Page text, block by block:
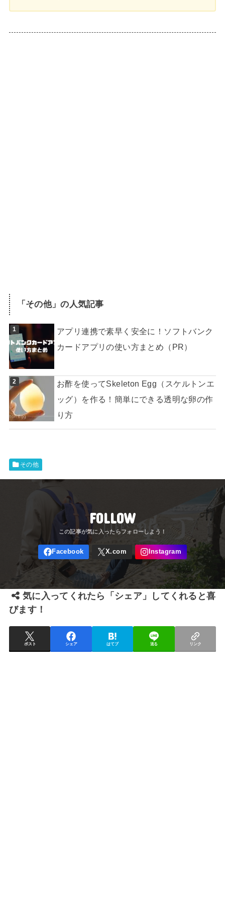
「 その他」の人気記事
アプリ連携で素早く安全に！ソフトバンク
カードアプリの使い方まとめ（PR）
お酢を使ってSkeleton Egg（スケルトンエ
ッグ）を作る！簡単にできる透明な卵の作
り方
その他
FOLLOW
気に入ってくれたら「シェア」してくれると喜
びます！
ポスト シェア はてブ 送る リンク